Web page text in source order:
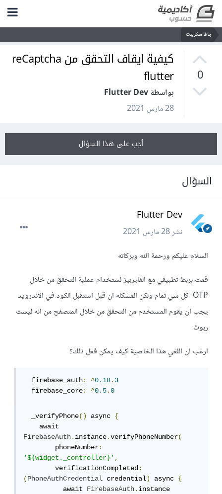
جافا سكريبت
0
كيفية ايقاف التحقق من reCaptcha
flutter
بواسطة Flutter Dev
28 مارس 2021
أجب على هذا السؤال
السؤال
Flutter Dev
نشر28 مارس 2021
السلام عليكم ورحمة الله وبركاته
قمت بربط تطبيقي مع الفايربيز لستخدام عملية التحقق من خلال
OTP كل شي تمام ولكن المشكله ان قبل استقبل الكود في الاندرويد
يجب ان يقوم المستخدم من التحقق من خلال المتصفح من انه ليست
ربوت
ارغب ان اللغي هذا الخاصية كيف يمكن فعل ذلك؟
  firebase_auth
: ^0.18.3
  firebase_core
: ^0.5.0
  _verifyPhone
() async {
FirebaseAuth.instance.verifyPhoneNumber(
        phoneNumber
:
'${widget._controller}',
        verificationCompleted
:
(PhoneAuthCredential credential) async {
          await
FirebaseAuth.instance